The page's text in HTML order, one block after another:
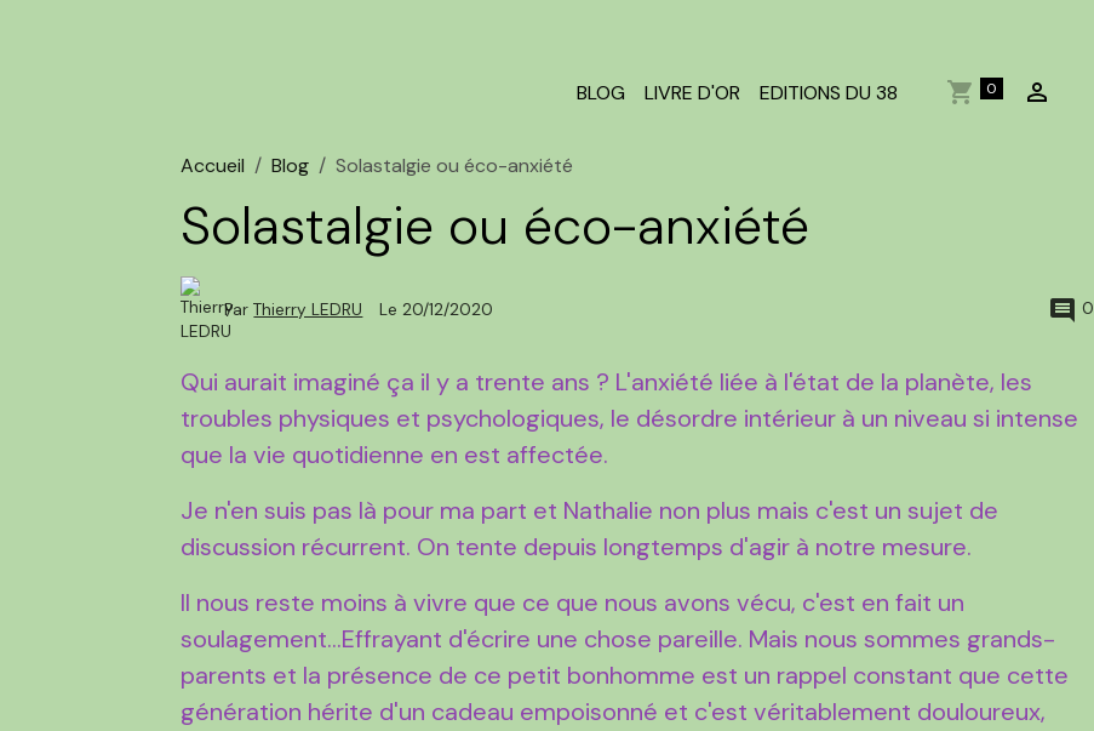
BLOG LIVRE D'OR EDITIONS DU 38 0
Accueil Blog Solastalgie ou éco-anxiété
Solastalgie ou éco-anxiété
ParThierry LEDRU Le 20/12/2020 0
Qui aurait imaginé ça il y a trente ans ? L'anxiété liée à l'état de la planète, les
troubles physiques et psychologiques, le désordre intérieur à un niveau si intense
que la vie quotidienne en est affectée.
Je n'en suis pas là pour ma part et Nathalie non plus mais c'est un sujet de
discussion récurrent. On tente depuis longtemps d'agir à notre mesure.
Il nous reste moins à vivre que ce que nous avons vécu, c'est en fait un
soulagement...Effrayant d'écrire une chose pareille. Mais nous sommes grands-
parents et la présence de ce petit bonhomme est un rappel constant que cette
génération hérite d'un cadeau empoisonné et c'est véritablement douloureux,